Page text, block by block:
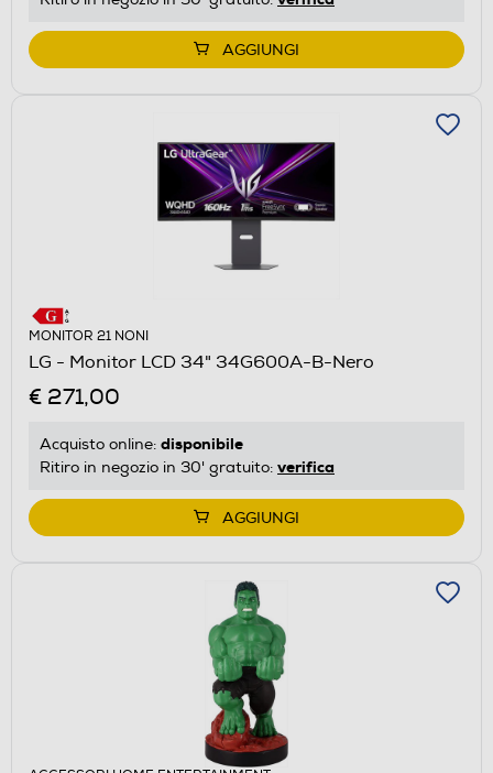
AGGIUNGI
MONITOR 21 NONI
LG - Monitor LCD 34" 34G600A-B-Nero
€ 271,00
Acquisto online: disponibile
Ritiro in negozio in 30' gratuito: verifica
AGGIUNGI